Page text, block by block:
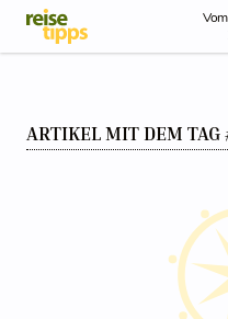
Skip to Content
ARTIKEL MIT DEM